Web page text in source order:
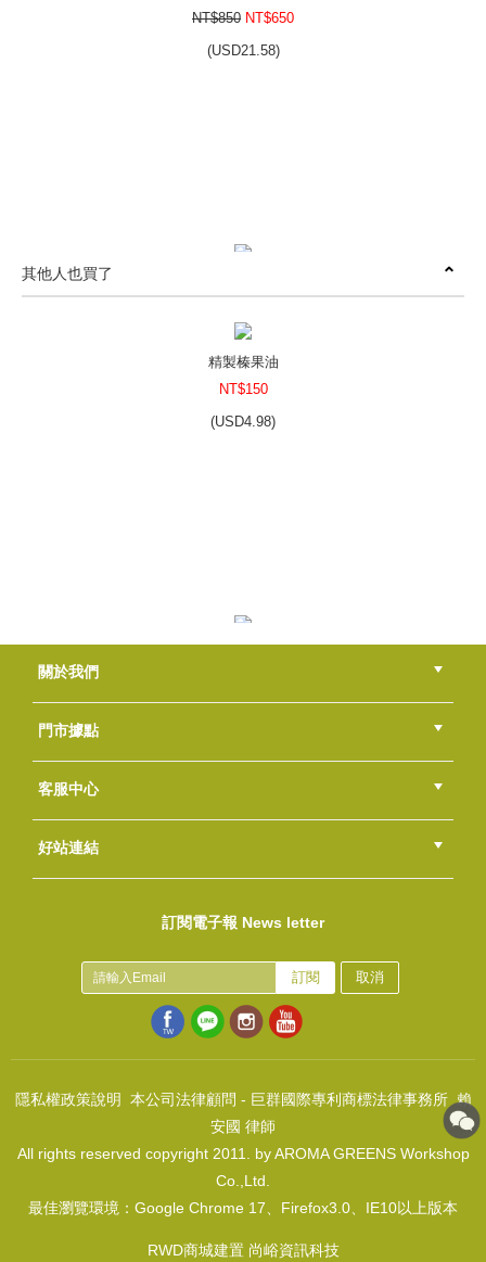
NT$850 NT$650
(USD21.58)
USD24.9)
( USD 21.58)
羊毛脂皂基5kg
NT$750 NT$750
其他人也買了
精製榛果油
NT$150
(USD4.98)
(USD2.99)
透明甘油皂基5kg
關於我們
公司簡介
品牌故事
最新消息
隱私權聲明
版權聲明
門市據點
總部
北區
中區
南區
東區
海外
客服中心
會員等級
購物流程
訂單查詢
常見問題
海外訂購流程
連絡我們
下載專區
紅利點數
好站連結
訂閱電子報 News letter
訂閱 取消
隱私權政策說明 本公司法律顧問 - 巨群國際專利商標法律事務所 賴
安國 律師
All rights reserved copyright 2011. by AROMA GREENS Workshop
Co.,Ltd.
最佳瀏覽環境：Google Chrome 17、Firefox3.0、IE10以上版本
RWD商城建置 尚峪資訊科技